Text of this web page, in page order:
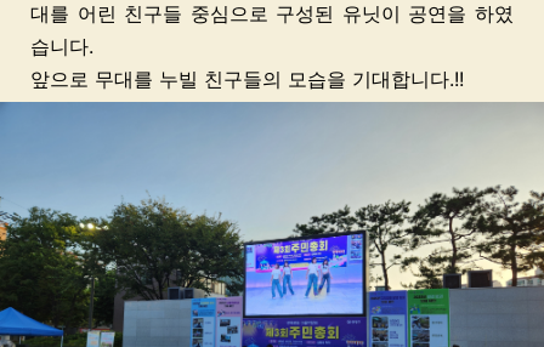
대를 어린 친구들 중심으로 구성된 유닛이 공연을 하였
습니다.
앞으로 무대를 누빌 친구들의 모습을 기대합니다.!!